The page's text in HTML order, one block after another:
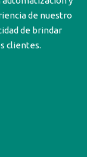
de nuestro
de brindar
clientes.